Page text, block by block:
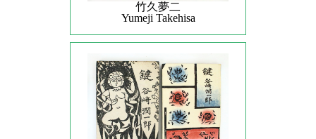
竹久夢二
Yumeji Takehisa